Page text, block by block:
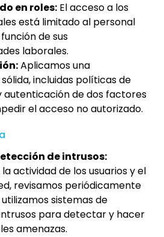
en roles: El acceso a los
está limitado al personal
de sus
laborales.
Aplicamos una
incluidas políticas de
autenticación de dos factores
el acceso no autorizado.
de intrusos:
actividad de los usuarios y el
revisamos periódicamente
sistemas de
para detectar y hacer
amenazas.